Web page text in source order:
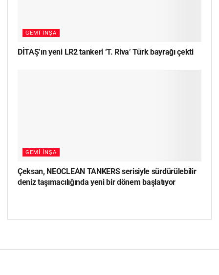
GEMI İNŞA
DİTAŞ’ın yeni LR2 tankeri ‘T. Riva’ Türk bayrağı çekti
GEMI İNŞA
Çeksan, NEOCLEAN TANKERS serisiyle sürdürülebilir
deniz taşımacılığında yeni bir dönem başlatıyor